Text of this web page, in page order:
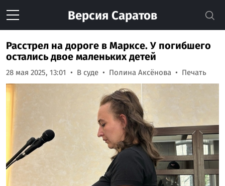
Версия Саратов
Расстрел на дороге в Марксе. У погибшего
остались двое маленьких детей
28 мая 2025, 13:01 В суде Полина Аксёнова Печать